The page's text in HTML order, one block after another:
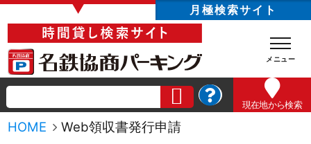
▼ 月極検索サイト
現在地から検索
HOME Web領収書発行申請